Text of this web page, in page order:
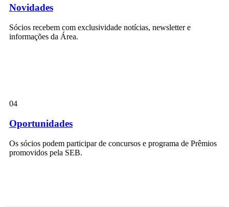
Novidades
Sócios recebem com exclusividade notícias, newsletter e
informações da Área.
04
Oportunidades
Os sócios podem participar de concursos e programa de Prêmios
promovidos pela SEB.